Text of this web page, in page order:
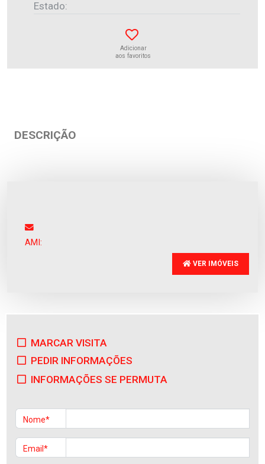
Estado:
Adicionar
aos favoritos
Venda
Apartamento
Manhente
Venda:185.000€
DESCRIÇÃO
AMI:
VER IMÓVEIS
MARCAR VISITA
PEDIR INFORMAÇÕES
INFORMAÇÕES SE PERMUTA
Nome*
Email*